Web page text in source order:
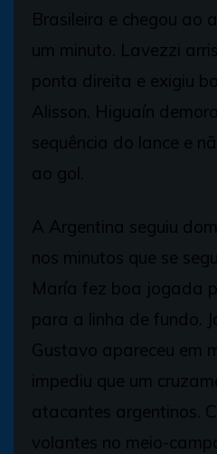
Brasileira e chegou ao
um minuto. Lavezzi
ponta direita e exigiu
Alisson. Higuaín
sequência do lance e
ao gol.
A Argentina seguiu
nos minutos que se
María fez boa jogada
para a linha de fundo.
Gustavo apareceu em
impediu que um
atacantes argentinos.
volantes no meio-